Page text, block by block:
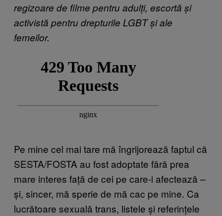
regizoare de filme pentru adulți, escortă și
activistă pentru drepturile LGBT și ale
femeilor.
Pe mine cel mai tare mă îngrijorează faptul că
SESTA/FOSTA au fost adoptate fără prea
mare interes față de cei pe care-i afectează –
și, sincer, mă sperie de mă cac pe mine. Ca
lucrătoare sexuală trans, listele și referințele